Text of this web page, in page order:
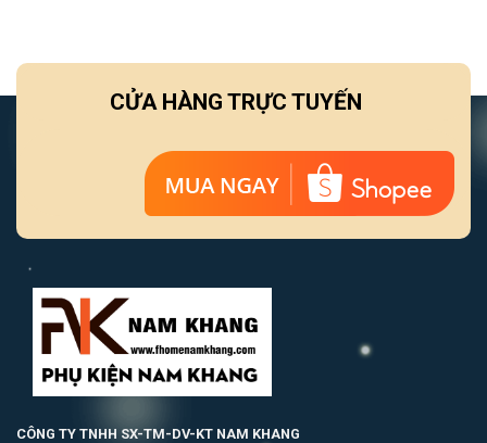
CỬA HÀNG TRỰC TUYẾN
CÔNG TY TNHH SX-TM-DV-KT NAM KHANG